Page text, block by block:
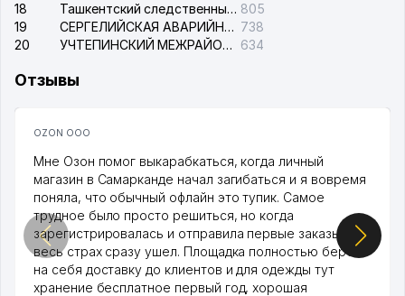
18
Ташкентский следственный изолятор 805
19
СЕРГЕЛИЙСКАЯ АВАРИЙНАЯ СЛУЖБА ЭЛЕКТРОСЕТИ 738
20
УЧТЕПИНСКИЙ МЕЖРАЙОННЫЙ СУД ПО ГРАЖДАНСКИМ ДЕЛАМ 634
Отзывы
OZON ООО
Мне Озон помог выкарабкаться, когда личный
магазин в Самарканде начал загибаться и я вовремя
поняла, что обычный офлайн это тупик. Самое
трудное было просто решиться, но когда
зарегистрировалась и отправила первые заказы,
весь страх сразу ушел. Площадка полностью берет
на себя доставку до клиентов и для одежды тут
хранение бесплатное первый год, хорошая